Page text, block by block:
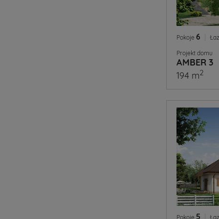
Pokoje 6
Projekt domu
AMBER 3
194 m2
Pokoje 5